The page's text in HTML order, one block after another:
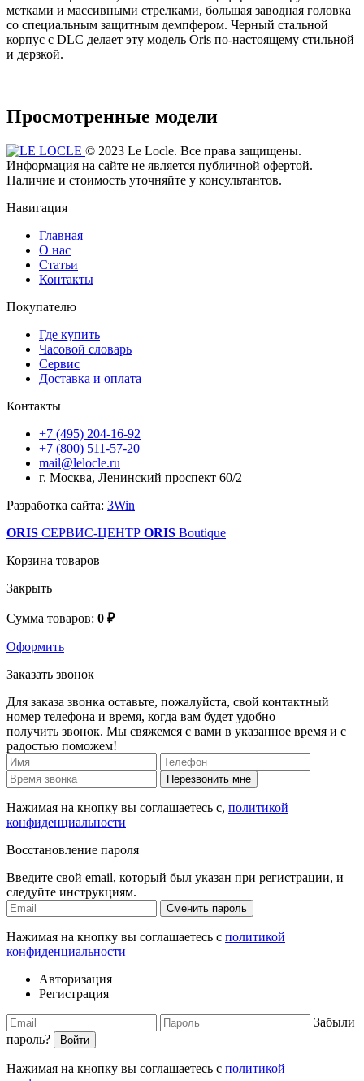
метками и массивными стрелками, большая заводная головка
со специальным защитным демпфером. Черный стальной
корпус с DLC делает эту модель Oris по-настоящему стильной
и дерзкой.
Просмотренные модели
© 2023 Le Locle. Все права защищены.
Информация на сайте не является публичной офертой.
Наличие и стоимость уточняйте у консультантов.
Навигация
Главная
О нас
Статьи
Контакты
Покупателю
Где купить
Часовой словарь
Сервис
Доставка и оплата
Контакты
+7 (495) 204-16-92
+7 (800) 511-57-20
mail@lelocle.ru
г. Москва, Ленинский проспект 60/2
Разработка сайта: 3Win
ORIS СЕРВИС-ЦЕНТР ORIS Boutique
Корзина товаров
Закрыть
Сумма товаров: 0 ₽
Оформить
Заказать звонок
Для заказа звонка оставьте, пожалуйста, свой контактный
номер телефона и время, когда вам будет удобно
получить звонок. Мы свяжемся с вами в указанное время и с
радостью поможем!
Перезвонить мне
Нажимая на кнопку вы соглашаетесь с, политикой
конфиденциальности
Восстановление пароля
Введите свой email, который был указан при регистрации, и
следуйте инструкциям.
Сменить пароль
Нажимая на кнопку вы соглашаетесь с политикой
конфиденциальности
Авторизация
Регистрация
Забыли
пароль?
Войти
Нажимая на кнопку вы соглашаетесь с политикой